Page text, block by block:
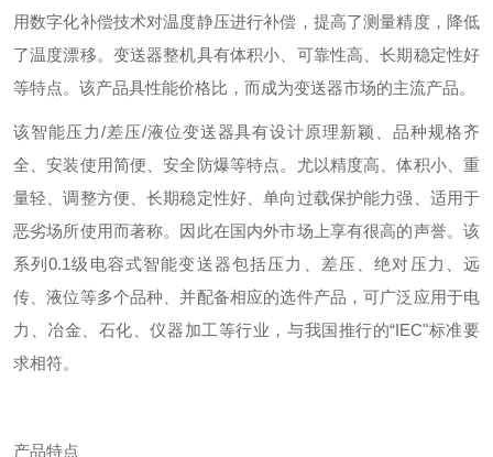
用数字化补偿技术对温度静压进行补偿，提高了测量精度，降低
了温度漂移。变送器整机具有体积小、可靠性高、长期稳定性好
等特点。该产品具性能价格比，而成为变送器市场的主流产品。
该智能压力/差压/液位变送器具有设计原理新颖、品种规格齐
全、安装使用简便、安全防爆等特点。尤以精度高、体积小、重
量轻、调整方便、长期稳定性好、单向过载保护能力强、适用于
恶劣场所使用而著称。因此在国内外市场上享有很高的声誉。该
系列0.1级电容式智能变送器包括压力、差压、绝对压力、远
传、液位等多个品种、并配备相应的选件产品，可广泛应用于电
力、冶金、石化、仪器加工等行业，与我国推行的“IEC"标准要
求相符。
产品特点